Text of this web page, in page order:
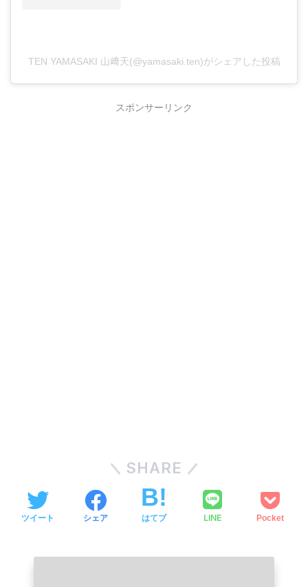
TEN YAMASAKI 山﨑天(@yamasaki.ten)がシェアした投稿
スポンサーリンク
SHARE
ツイート シェア はてブ LINE Pocket